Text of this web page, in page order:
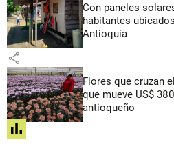
Con paneles
habitantes
Antioquia
share
Flores que cruzan
que mueve US$
antioqueño
share